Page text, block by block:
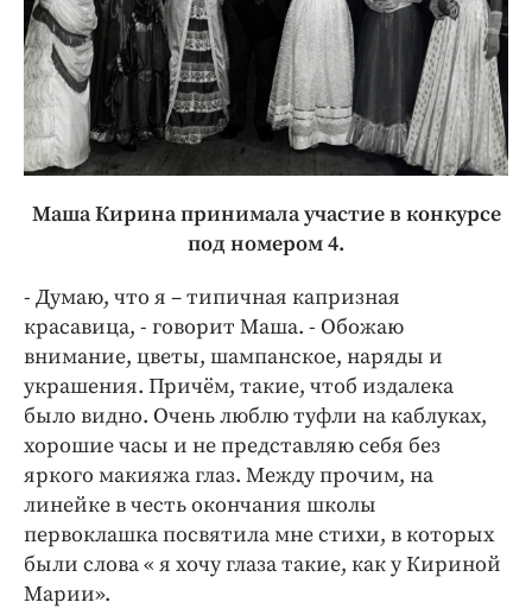
Маша Кирина принимала участие в конкурсе
под номером 4.
- Думаю, что я – типичная капризная
красавица, - говорит Маша. - Обожаю
внимание, цветы, шампанское, наряды и
украшения. Причём, такие, чтоб издалека
было видно. Очень люблю туфли на каблуках,
хорошие часы и не представляю себя без
яркого макияжа глаз. Между прочим, на
линейке в честь окончания школы
первоклашка посвятила мне стихи, в которых
были слова « я хочу глаза такие, как у Кириной
Марии».